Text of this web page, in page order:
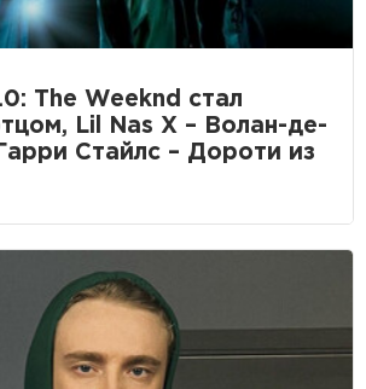
The Weeknd стал
Lil Nas X – Волан-де-
Стайлс – Дороти из